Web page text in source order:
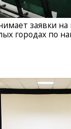
заявки
городах по